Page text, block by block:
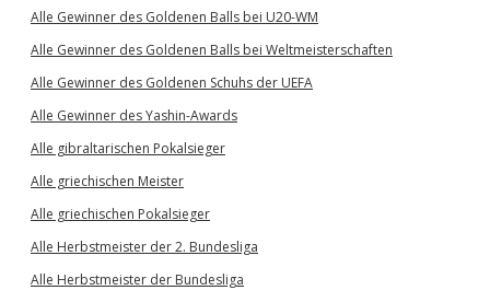
Alle Gewinner des Goldenen Balls bei U20-WM
Alle Gewinner des Goldenen Balls bei Weltmeisterschaften
Alle Gewinner des Goldenen Schuhs der UEFA
Alle Gewinner des Yashin-Awards
Alle gibraltarischen Pokalsieger
Alle griechischen Meister
Alle griechischen Pokalsieger
Alle Herbstmeister der 2. Bundesliga
Alle Herbstmeister der Bundesliga